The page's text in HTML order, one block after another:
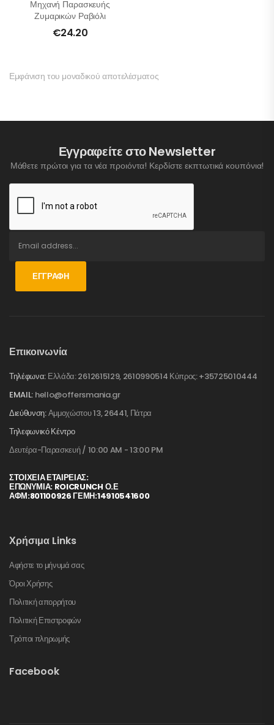
Μηχανή Παρασκευής
Ζυμαρικών Ραβιόλι
€24.20
Εμφάνιση του μοναδικού αποτελέσματος
Εγγραφείτε στο Newsletter
Μάθετε πρώτοι για τα νέα προιόντα! Κερδίστε εκπτωτικά κουπόνια!
ΕΓΓΡΑΦΉ
Επικοινωνία
Τηλέφωνα: Ελλάδα: 2612615129, 2610990514 Κύπρος: +35725010444
EMAIL: hello@offersmania.gr
Διεύθυνση:Αμμοχώστου 13, 26441, Πάτρα
Τηλεφωνικό Κέντρο
Δευτέρα-Παρασκευή / 10:00 AM - 13:00 PM
ΣΤΟΙΧΕΊΑ ΕΤΑΙΡΕΊΑΣ:
ΕΠΩΝΥΜΙΑ: ROICRUNCH Ο.Ε
ΑΦΜ:801100926 ΓΕΜΗ:14910541600
Χρήσιμα Links
Αφήστε το μήνυμά σας
Όροι Χρήσης
Πολιτική απορρήτου
Πολιτική Επιστροφών
Τρόποι πληρωμής
Facebook